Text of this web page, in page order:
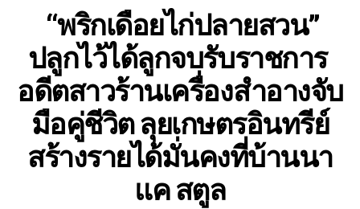
“พริกเดือยไก่ปลายสวน”
ปลูกไว้ได้ลูกจบรับราชการ
อดีตสาวร้านเครื่องสำอางจับ
มือคู่ชีวิต ลุยเกษตรอินทรีย์
สร้างรายได้มั่นคงที่บ้านนา
แค สตูล